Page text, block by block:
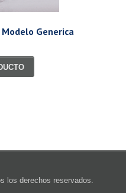
Generica
los derechos reservados.